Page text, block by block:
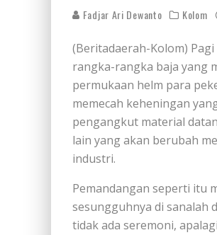
Fadjar Ari Dewanto Kolom
(Beritadaerah-Kolom)
rangka-rangka baja yang
permukaan helm para
memecah keheningan
pengangkut material
lain yang akan berubah
industri.
Pemandangan seperti itu
sesungguhnya di sanalah
tidak ada seremoni,